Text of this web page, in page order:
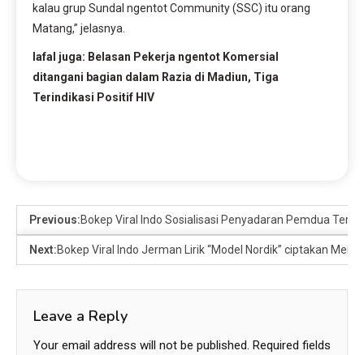
kalau grup Sundal ngentot Community (SSC) itu orang
Matang,” jelasnya.
lafal juga: Belasan Pekerja ngentot Komersial
ditangani bagian dalam Razia di Madiun, Tiga
Terindikasi Positif HIV
Previous:Bokep Viral Indo Sosialisasi Penyadaran Pemdua
Next:Bokep Viral Indo Jerman Lirik “Model Nordik” ciptakan
Leave a Reply
Your email address will not be published. Required fields